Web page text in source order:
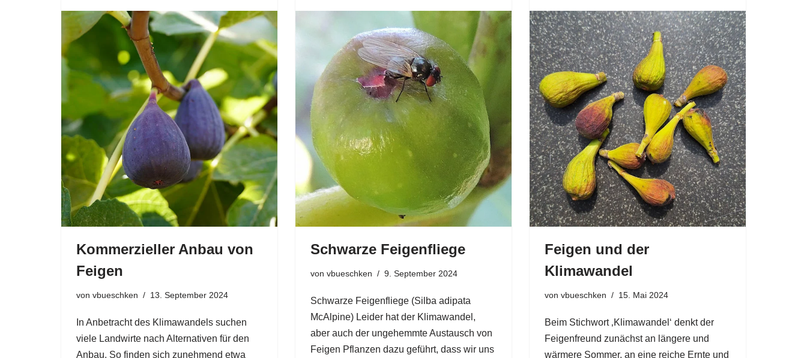
Kommerzieller Anbau von
Feigen
von vbueschken 13. September 2024
In Anbetracht des Klimawandels suchen
viele Landwirte nach Alternativen für den
Anbau. So finden sich zunehmend etwa
Schwarze Feigenfliege
von vbueschken 9. September 2024
Schwarze Feigenfliege (Silba adipata
McAlpine) Leider hat der Klimawandel,
aber auch der ungehemmte Austausch von
Feigen Pflanzen dazu geführt, dass wir uns
Feigen und der
Klimawandel
von vbueschken 15. Mai 2024
Beim Stichwort ‚Klimawandel‘ denkt der
Feigenfreund zunächst an längere und
wärmere Sommer, an eine reiche Ernte und